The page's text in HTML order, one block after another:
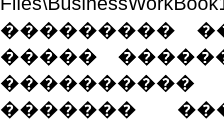
���������
�����
�������